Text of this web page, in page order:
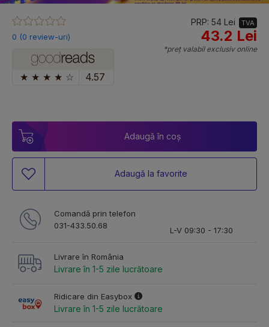
0 (0 review-uri)
★ ★ ★ ★ ☆ 4.57
PRP: 54 Lei TVA
43.2 Lei
*preț valabil exclusiv online
Adaugă în coș
Adaugă la favorite
Comandă prin telefon
031-433.50.68
L-V 09:30 - 17:30
Livrare în România
Livrare în 1-5 zile lucrătoare
Ridicare din Easybox
Livrare în 1-5 zile lucrătoare